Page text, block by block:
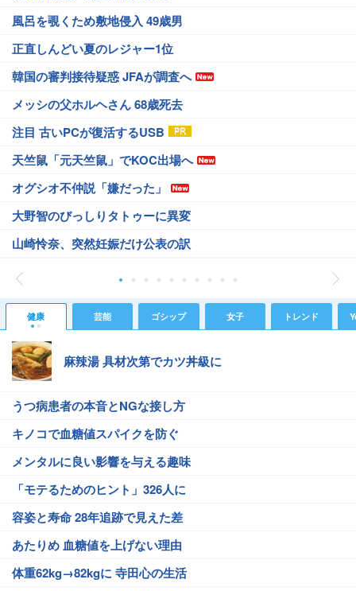
風呂を覗くため敷地侵入 49歳男
正直しんどい夏のレジャー1位
韓国の審判接待疑惑 JFAが調査へ
メッシの父ホルヘさん 68歳死去
注目 古いPCが復活するUSB
天竺鼠「元天竺鼠」でKOC出場へ
オグシオ不仲説「嫌だった」
大野智のびっしりタトゥーに異変
山崎怜奈、突然妊娠だけ公表の訳
健康 芸能 ゴシップ 女子 トレンド
麻辣湯 具材次第でカツ丼級に
うつ病患者の本音とNGな接し方
キノコで血糖値スパイクを防ぐ
メンタルに良い影響を与える趣味
「モテるためのヒント」326人に
容姿と寿命 28年追跡で見えた差
あたりめ 血糖値を上げない理由
体重62kg→82kgに 寺田心の生活